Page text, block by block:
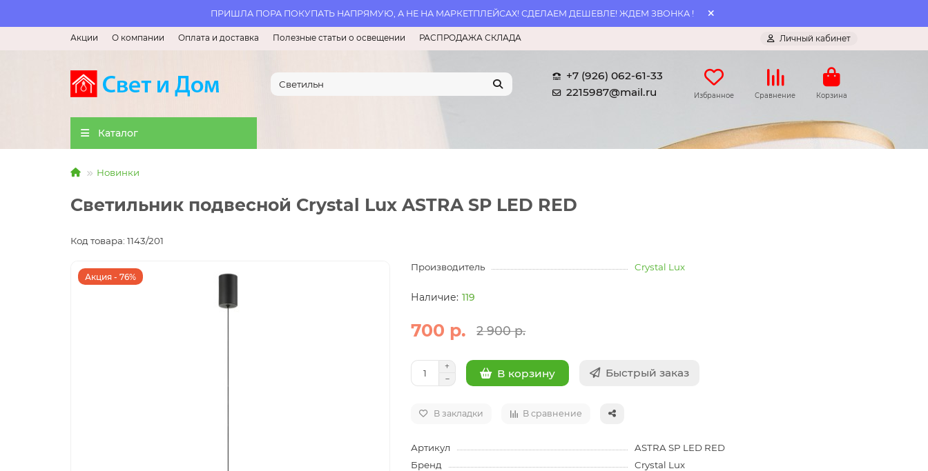
ПРИШЛА ПОРА ПОКУПАТЬ НАПРЯМУЮ, А НЕ НА МАРКЕТПЛЕЙСАХ! СДЕЛАЕМ ДЕШЕВЛЕ! ЖДЕМ ЗВОНКА !
Акции О компании Оплата и доставка Полезные статьи о освещении РАСПРОДАЖА СКЛАДА Личный кабинет
+7 (926) 062-61-33
2215987@mail.ru
Избранное Сравнение Корзина
Каталог
Новинки
Светильник подвесной Crystal Lux ASTRA SP LED RED
Код товара: 1143/201
Акция - 76%
Производитель Crystal Lux
119
700 р. 2 900 р.
В корзину Быстрый заказ
В закладки В сравнение
Артикул
ASTRA SP LED RED
Бренд
Crystal Lux